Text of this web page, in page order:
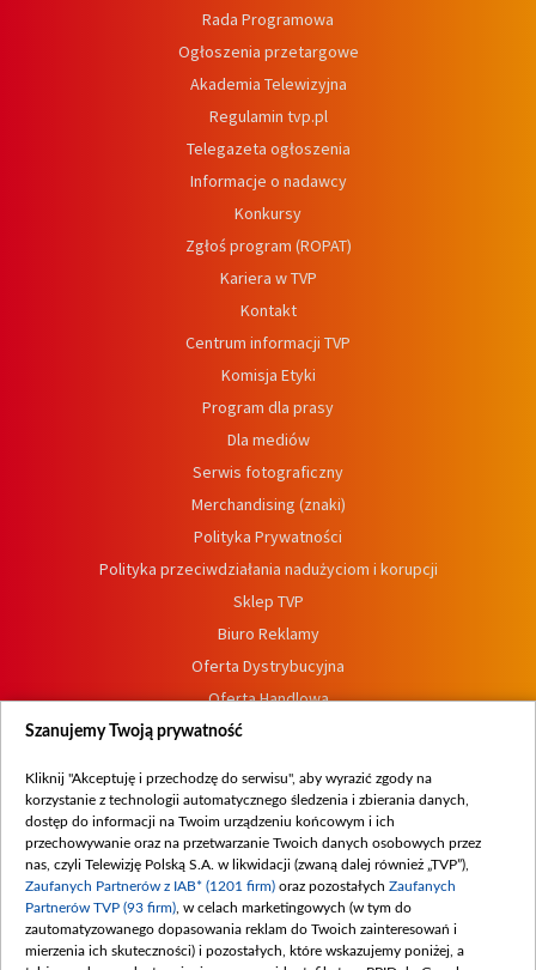
Rada Programowa
Ogłoszenia przetargowe
Akademia Telewizyjna
Regulamin tvp.pl
Telegazeta ogłoszenia
Informacje o nadawcy
Konkursy
Zgłoś program (ROPAT)
Kariera w TVP
Kontakt
Centrum informacji TVP
Komisja Etyki
Program dla prasy
Dla mediów
Serwis fotograficzny
Merchandising (znaki)
Polityka Prywatności
Polityka przeciwdziałania nadużyciom i korupcji
Sklep TVP
Biuro Reklamy
Oferta Dystrybucyjna
Oferta Handlowa
Dostępność
Procedura zgłoszeń wewnętrznych
Szanujemy Twoją prywatność
Kliknij "Akceptuję i przechodzę do serwisu", aby wyrazić zgody na
korzystanie z technologii automatycznego śledzenia i zbierania danych,
dostęp do informacji na Twoim urządzeniu końcowym i ich
przechowywanie oraz na przetwarzanie Twoich danych osobowych przez
nas, czyli Telewizję Polską S.A. w likwidacji (zwaną dalej również „TVP”),
Zaufanych Partnerów z IAB* (1201 firm) oraz pozostałych Zaufanych
Partnerów TVP (93 firm) , w celach marketingowych (w tym do
zautomatyzowanego dopasowania reklam do Twoich zainteresowań i
mierzenia ich skuteczności) i pozostałych, które wskazujemy poniżej, a